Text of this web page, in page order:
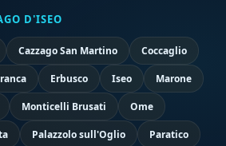
D'ISEO
Cazzago San Martino Coccaglio
Erbusco Iseo Marone
Monticelli Brusati Ome
Palazzolo sull'Oglio Paratico